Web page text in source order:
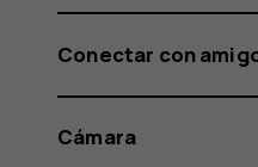
Conectar con
Cámara